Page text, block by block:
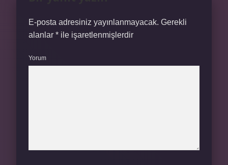
E-posta adresiniz yayınlanmayacak. Gerekli
alanlar * ile işaretlenmişlerdir
Yorum